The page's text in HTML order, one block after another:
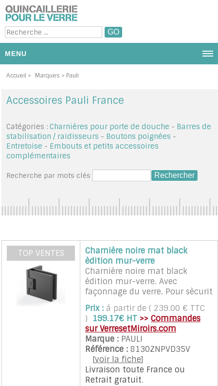
MENU
NOUS CONTACTER
PRODUITS ET CATÉGORIE
DIAPORAMA PHOTOS
PAR MARQUES
Accueil > Marques > Pauli
Accessoires Pauli France
Catégories : Charnières pour porte de douche - Barres de
stabilisation / raidisseurs - Boutons poignées -
Entretoise - Embouts et petits accessoires
complémentaires
Recherche par mots clés
TOP VENTES
Charnière noire mat black
èdition mur-verre
Charnière noire mat black
èdition mur-verre. Avec
façonnage du verre. Pour sècurit
6,8 ou 10mm. Ouverture a
180Â° (90Â° de chaque cotè).
Eloigne le verre du mur de
9mm.
Prix : á partir de ( 239.00 € TTC
)
199.17€ HT >> Commandes
sur VerresetMiroirs.com
Marque : PAULI
Référence : 8130ZNPVD35V
[voir la fiche]
Livraison toute France ou
Retrait gratuit.